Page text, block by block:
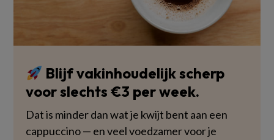
Blijf vakinhoudelijk scherp
voor slechts €3 per week.
Dat is minder dan wat je kwijt bent aan een
cappuccino — en veel voedzamer voor je